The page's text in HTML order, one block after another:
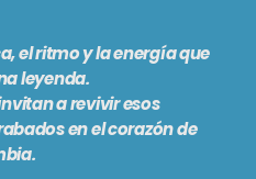
el ritmo y la energía que
leyenda.
a revivir esos
en el corazón de